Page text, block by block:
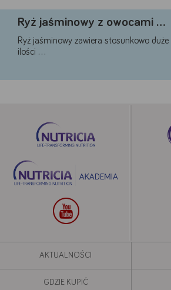
Ryż jaśminowy z owocami …
Ryż jaśminowy zawiera stosunkowo duże
ilości …
AKTUALNOŚCI
GDZIE KUPIĆ